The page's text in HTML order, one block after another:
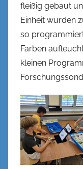
fleißig gebaut
Einheit wurden
so
Farben
kleinen